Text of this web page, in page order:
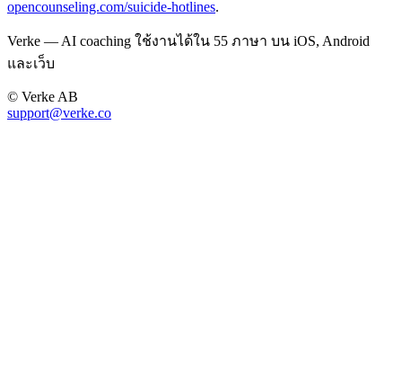
opencounseling.com/suicide-hotlines.
Verke — AI coaching ใช้งานได้ใน 55 ภาษา บน iOS, Android
และเว็บ
© Verke AB
support@verke.co